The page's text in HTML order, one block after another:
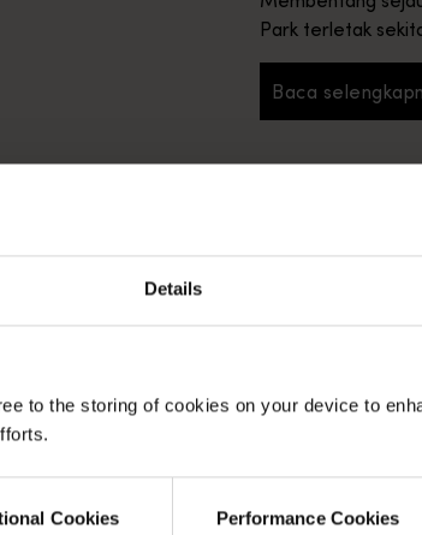
Details
to the storing of cookies on your device to
Cookies Performance Cookies
Park terletak
empat setengah
Baca
Baca